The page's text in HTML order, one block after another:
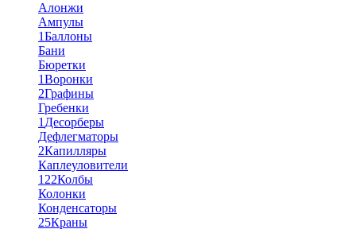
Алонжи
Ампулы
1Баллоны
Бани
Бюретки
1Воронки
2Графины
Гребенки
1 Десорберы
Дефлегматоры
2Капилляры
Каплеуловители
122Колбы
Колонки
Конденсаторы
25Краны